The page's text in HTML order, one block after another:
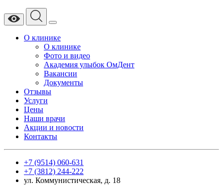
О клинике
О клинике
Фото и видео
Академия улыбок ОмДент
Вакансии
Документы
Отзывы
Услуги
Цены
Наши врачи
Акции и новости
Контакты
+7 (9514) 060-631
+7 (3812) 244-222
​ул. Коммунистическая, д. 18​